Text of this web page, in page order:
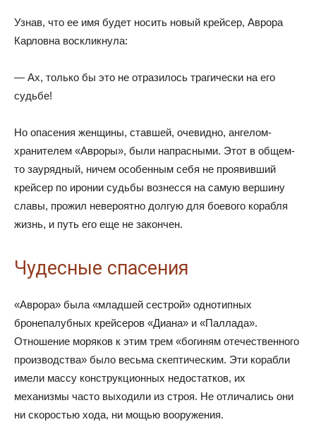
Узнав, что ее имя будет носить новый крейсер, Аврора
Карловна воскликнула:
— Ах, только бы это не отразилось трагически на его
судьбе!
Но опасения женщины, ставшей, очевидно, ангелом-
хранителем «Авроры», были напрасными. Этот в общем-
то заурядный, ничем особенным себя не проявивший
крейсер по иронии судьбы вознесся на самую вершину
славы, прожил невероятно долгую для боевого корабля
жизнь, и путь его еще не закончен.
Чудесные спасения
«Аврора» была «младшей сестрой» однотипных
бронепалубных крейсеров «Диана» и «Паллада».
Отношение моряков к этим трем «богиням отечественного
производства» было весьма скептическим. Эти корабли
имели массу конструкционных недостатков, их
механизмы часто выходили из строя. Не отличались они
ни скоростью хода, ни мощью вооружения.